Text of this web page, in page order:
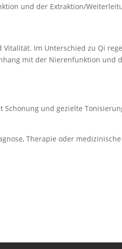
und der Extraktion/
Im Unterschied zu Qi
mit der Nierenfunktion und
Schonung und gezielte
Therapie oder